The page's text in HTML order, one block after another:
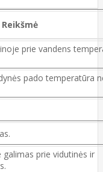
Reikšmė
prie vandens
pado temperatūra
prie vidutinės ir